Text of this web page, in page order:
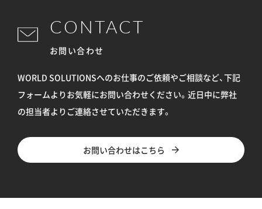
CONTACT
お問い合わせ
WORLD SOLUTIONSへのお仕事のご依頼やご相談など、下記
フォームよりお気軽にお問い合わせください。 近日中に弊社
の担当者よりご連絡させていただきます。
お問い合わせはこちら